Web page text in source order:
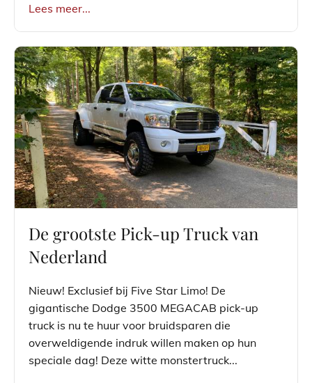
Lees meer...
De grootste Pick-up Truck van
Nederland
Nieuw! Exclusief bij Five Star Limo! De
gigantische Dodge 3500 MEGACAB pick-up
truck is nu te huur voor bruidsparen die
overweldigende indruk willen maken op hun
speciale dag! Deze witte monstertruck...